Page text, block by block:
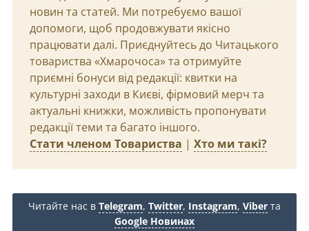
новин та статей. Ми потребуємо вашої
допомоги, щоб продовжувати якісно
працювати далі. Приєднуйтесь до Читацького
товариства «Хмарочоса» та отримуйте
приємні бонуси від редакції: квитки на
культурні заходи в Києві, фірмовий мерч та
актуальні книжки, можливість пропонувати
редакції теми та багато іншого.
Стати членом Товариства | Хто ми такі?
Читайте нас в Telegram, Twitter, Instagram, Viber та
Google Новинах